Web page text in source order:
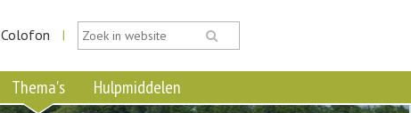
Colofon |
Thema's Hulpmiddelen